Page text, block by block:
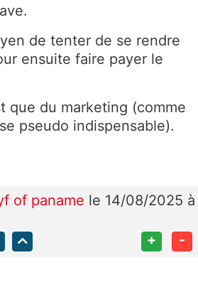
de tenter de se rendre
ensuite faire payer le
que du marketing (comme
pseudo indispensable).
of paname le 14/08/2025 à
+ -